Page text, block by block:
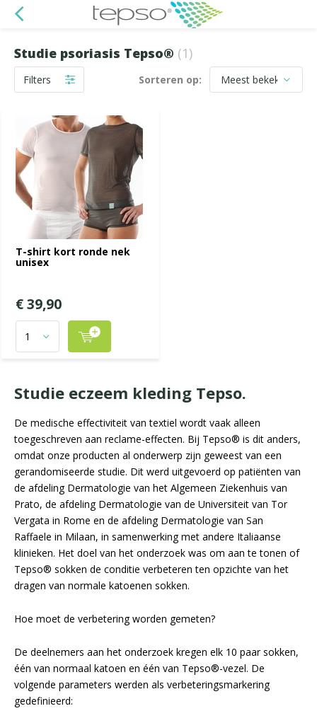
Studie psoriasis Tepso® (1)
Filters Sorteren op:
T-shirt kort ronde nek
unisex
€ 39,90
Studie eczeem kleding Tepso.
De medische effectiviteit van textiel wordt vaak alleen
toegeschreven aan reclame-effecten. Bij Tepso® is dit anders,
omdat onze producten al onderwerp zijn geweest van een
gerandomiseerde studie. Dit werd uitgevoerd op patiënten van
de afdeling Dermatologie van het Algemeen Ziekenhuis van
Prato, de afdeling Dermatologie van de Universiteit van Tor
Vergata in Rome en de afdeling Dermatologie van San
Raffaele in Milaan, in samenwerking met andere Italiaanse
klinieken. Het doel van het onderzoek was om aan te tonen of
Tepso® sokken de conditie verbeteren ten opzichte van het
dragen van normale katoenen sokken.
Hoe moet de verbetering worden gemeten?
De deelnemers aan het onderzoek kregen elk 10 paar sokken,
één van normaal katoen en één van Tepso®-vezel. De
volgende parameters werden als verbeteringsmarkering
gedefinieerd: